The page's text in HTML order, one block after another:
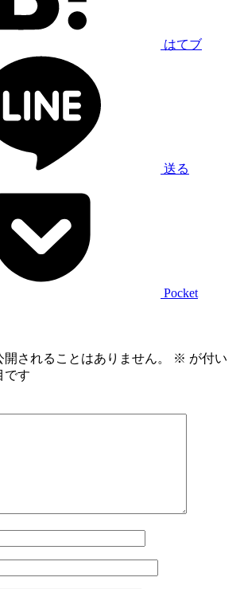
はてブ
送る
Pocket
されることはありません。 ※ が付い
です